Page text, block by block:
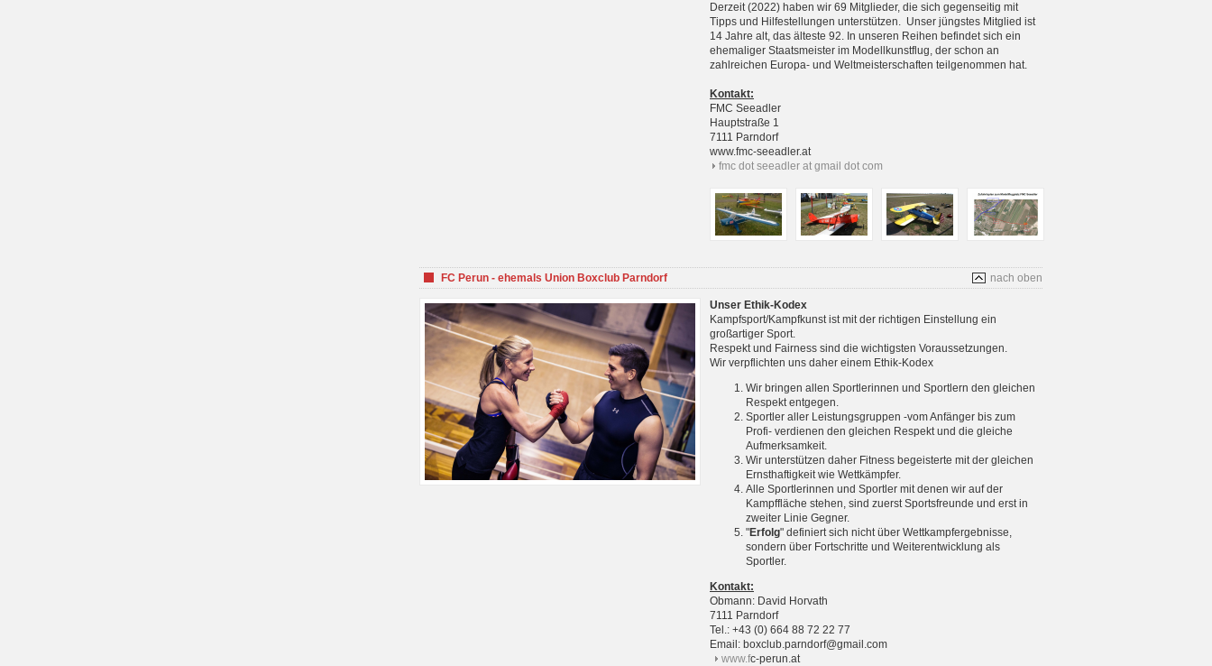
Derzeit (2022) haben wir 69 Mitglieder, die sich gegenseitig mit
Tipps und Hilfestellungen unterstützen. Unser jüngstes Mitglied ist
14 Jahre alt, das älteste 92. In unseren Reihen befindet sich ein
ehemaliger Staatsmeister im Modellkunstflug, der schon an
zahlreichen Europa- und Weltmeister­schaften teilgenommen hat.
Kontakt:
FMC Seeadler
Hauptstraße 1
7111 Parndorf
www.fmc-seeadler.at
fmc dot seeadler at gmail dot com
nach oben
FC Perun - ehemals Union Boxclub Parndorf
Unser Ethik-Kodex
Kampfsport/Kampfkunst ist mit der richtigen Einstellung ein
großartiger Sport.
Respekt und Fairness sind die wichtigsten Voraussetzungen.
Wir verpflichten uns daher einem Ethik-Kodex
Wir bringen allen Sportlerinnen und Sportlern den gleichen
Respekt entgegen.
Sportler aller Leistungsgruppen -vom Anfänger bis zum
Profi- verdienen den gleichen Respekt und die gleiche
Aufmerksamkeit.
Wir unterstützen daher Fitness begeisterte mit der gleichen
Ernsthaftigkeit wie Wettkämpfer.
Alle Sportlerinnen und Sportler mit denen wir auf der
Kampffläche stehen, sind zuerst Sportsfreunde und erst in
zweiter Linie Gegner.
"Erfolg" definiert sich nicht über Wettkampfergebnisse,
sondern über Fortschritte und Weiterentwicklung als
Sportler.
Kontakt:
Obmann: David Horvath
7111 Parndorf
Tel.: +43 (0) 664 88 72 22 77
Email: boxclub.parndorf@gmail.com
www.fc-perun.at